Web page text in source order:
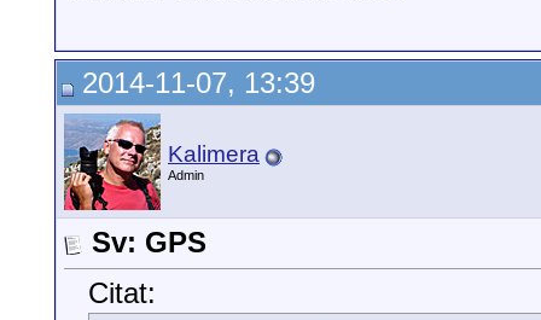
2014-11-07, 13:39
Kalimera
Admin
Sv: GPS
Citat: